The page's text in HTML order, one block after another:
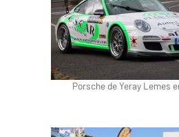
Porsche de Yeray Lemes